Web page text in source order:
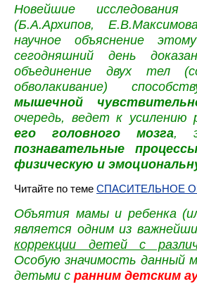
Новейшие
(Б.А.Архипов,
научное объяснение
сегодняшний день
объединение двух тел
обволакивание)
мышечной
очередь, ведет к усилению
его головного мозга,
познавательные процессы
физическую и
Читайте по теме СПАСИТЕЛЬНОЕ
Объятия мамы и ребенка
является одним из
коррекции детей с
Особую значимость данный
детьми с ранним детским